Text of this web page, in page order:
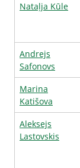
Nataļja Kūle
Andrejs
Safonovs
Marina
Katišova
Aleksejs
Lastovskis